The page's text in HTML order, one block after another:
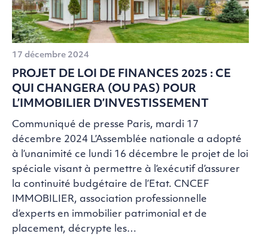
17 décembre 2024
PROJET DE LOI DE FINANCES 2025 : CE
QUI CHANGERA (OU PAS) POUR
L’IMMOBILIER D’INVESTISSEMENT
Communiqué de presse Paris, mardi 17
décembre 2024 L’Assemblée nationale a adopté
à l’unanimité ce lundi 16 décembre le projet de loi
spéciale visant à permettre à l’exécutif d’assurer
la continuité budgétaire de l’Etat. CNCEF
IMMOBILIER, association professionnelle
d’experts en immobilier patrimonial et de
placement, décrypte les…